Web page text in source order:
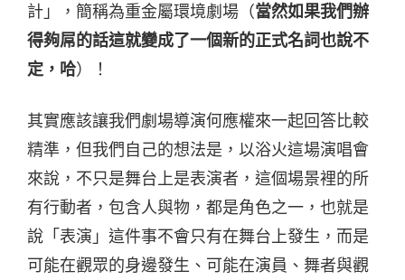
計」，簡稱為重金屬環境劇場（當然如果我們辦
得夠屌的話這就變成了一個新的正式名詞也說不
定，哈）！
其實應該讓我們劇場導演何應權來一起回答比較
精準，但我們自己的想法是，以浴火這場演唱會
來說，不只是舞台上是表演者，這個場景裡的所
有行動者，包含人與物，都是角色之一，也就是
說「表演」這件事不會只有在舞台上發生，而是
可能在觀眾的身邊發生、可能在演員、舞者與觀